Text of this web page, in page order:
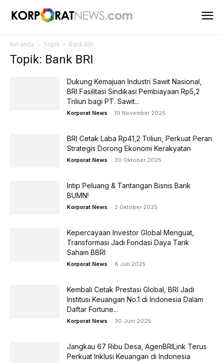
Beranda Topik Bank BRI
Topik: Bank BRI
Dukung Kemajuan Industri Sawit Nasional,
BRI Fasilitasi Sindikasi Pembiayaan Rp5,2
Triliun bagi PT. Sawit...
Korporat News - 19 November 2025
BRI Cetak Laba Rp41,2 Triliun, Perkuat Peran
Strategis Dorong Ekonomi Kerakyatan
Korporat News - 30 Oktober 2025
Intip Peluang & Tantangan Bisnis Bank
BUMN!
Korporat News - 2 Oktober 2025
Kepercayaan Investor Global Menguat,
Transformasi Jadi Fondasi Daya Tarik
Saham BBRI
Korporat News - 8 Juli 2025
Kembali Cetak Prestasi Global, BRI Jadi
Institusi Keuangan No.1 di Indonesia Dalam
Daftar Fortune...
Korporat News - 30 Juni 2025
Jangkau 67 Ribu Desa, AgenBRILink Terus
Perkuat Inklusi Keuangan di Indonesia